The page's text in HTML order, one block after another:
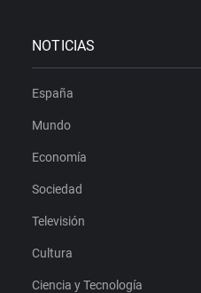
NOTICIAS
España
Mundo
Economía
Sociedad
Televisión
Cultura
Ciencia y Tecnología